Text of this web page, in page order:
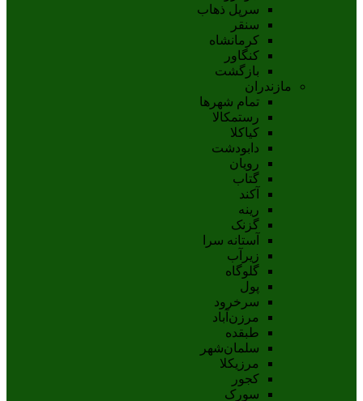
سرپل ذهاب
سنقر
کرمانشاه
کنگاور
بازگشت
مازندران
تمام شهر‌ها
رستمکالا
کیاکلا
دابودشت
رویان
گتاب
آکند
رینه
گزنک
آستانه سرا
زیرآب
گلوگاه
پول
سرخرود
مرزن‌آباد
طبقده
سلمان‌شهر
مرزیکلا
کجور
سورک